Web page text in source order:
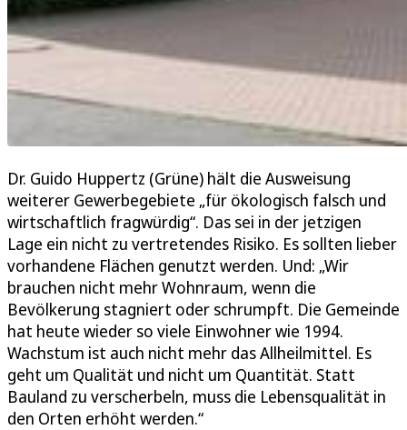
Dr. Guido Huppertz (Grüne) hält die Ausweisung
weiterer Gewerbegebiete „für ökologisch falsch und
wirtschaftlich fragwürdig“. Das sei in der jetzigen
Lage ein nicht zu vertretendes Risiko. Es sollten lieber
vorhandene Flächen genutzt werden. Und: „Wir
brauchen nicht mehr Wohnraum, wenn die
Bevölkerung stagniert oder schrumpft. Die Gemeinde
hat heute wieder so viele Einwohner wie 1994.
Wachstum ist auch nicht mehr das Allheilmittel. Es
geht um Qualität und nicht um Quantität. Statt
Bauland zu verscherbeln, muss die Lebensqualität in
den Orten erhöht werden.“